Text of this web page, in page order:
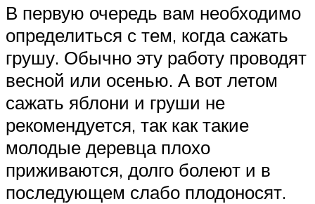
В первую очередь вам необходимо
определиться с тем, когда сажать
грушу. Обычно эту работу проводят
весной или осенью. А вот летом
сажать яблони и груши не
рекомендуется, так как такие
молодые деревца плохо
приживаются, долго болеют и в
последующем слабо плодоносят.